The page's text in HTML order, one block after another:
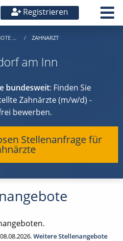
Registrieren
… ZAHNARZT
am Inn
bundesweit: Finden Sie
Zahnärzte (m/w/d) -
bewerben.
Stellenanfrage für
Weitere Stellenangebote